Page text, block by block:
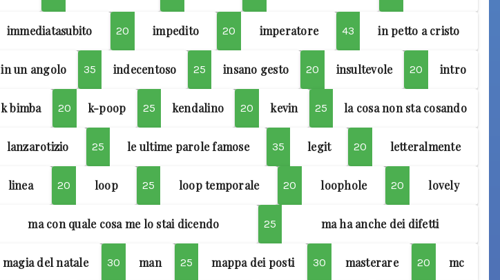
immediatasubito 20 impedito 20 imperatore 43 in petto a cristo
in un angolo 35 indecentoso 25 insano gesto 20 insultevole 20 intro
k bimba 20 k-poop 25 kendalino 20 kevin 25 la cosa non sta cosando
lanzarotizio 25 le ultime parole famose 35 legit 20 letteralmente
linea 20 loop 25 loop temporale 20 loophole 20 lovely
ma con quale cosa me lo stai dicendo 25 ma ha anche dei difetti
magia del natale 30 man 25 mappa dei posti 30 masterare 20 mc